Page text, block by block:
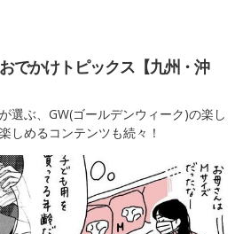
でかけトピックス【九州・沖
選ぶ、GW(ゴールデンウィーク)の楽し
しめるコンテンツも続々！